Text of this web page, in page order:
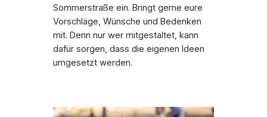
Sommerstraße ein. Bringt gerne eure
Vorschläge, Wünsche und Bedenken
mit. Denn nur wer mitgestaltet, kann
dafür sorgen, dass die eigenen Ideen
umgesetzt werden.